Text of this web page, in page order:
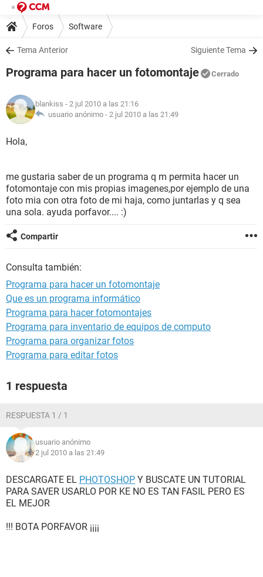
Foros Software
Tema Anterior Siguiente Tema
Programa para hacer un fotomontaje Cerrado
blankiss - 2 jul 2010 a las 21:16
usuario anónimo - 2 jul 2010 a las 21:49
Hola,
me gustaria saber de un programa q m permita hacer un
fotomontaje con mis propias imagenes,por ejemplo de una
foto mia con otra foto de mi haja, como juntarlas y q sea
una sola. ayuda porfavor.... :)
Compartir
Consulta también:
Programa para hacer un fotomontaje
Que es un programa informático
Programa para hacer fotomontajes
Programa para inventario de equipos de computo
Programa para organizar fotos
Programa para editar fotos
1 respuesta
RESPUESTA 1 / 1
usuario anónimo
2 jul 2010 a las 21:49
DESCARGATE EL PHOTOSHOP Y BUSCATE UN TUTORIAL
PARA SAVER USARLO POR KE NO ES TAN FASIL PERO ES
EL MEJOR
!!! BOTA PORFAVOR ¡¡¡¡